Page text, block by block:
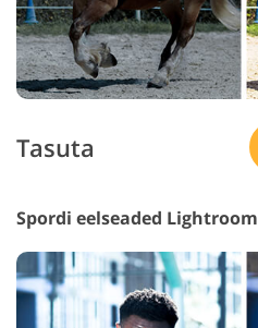
Tasuta
Spordi eelseaded